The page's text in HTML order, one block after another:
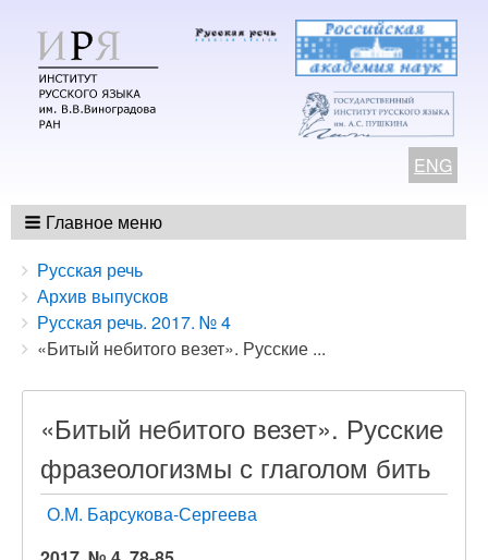
ENG
Главное меню
Breadcrumbs
You
are
here:
Русская речь
Архив выпусков
Русская речь. 2017. № 4
«Битый небитого везет». Русские ...
«Битый небитого везет». Русские
фразеологизмы с глаголом бить
О.М. Барсукова-Сергеева